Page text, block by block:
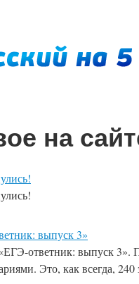
на
выпуск 3»
ответник: выпуск 3».
Это, как всегда,